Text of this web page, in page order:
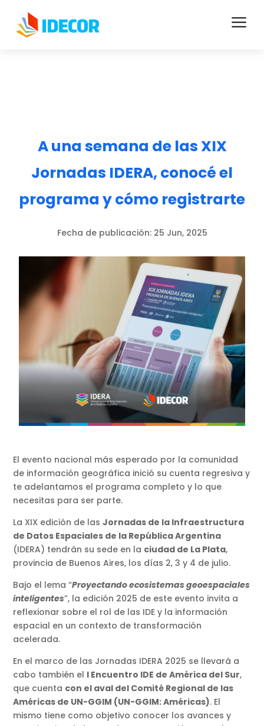
a
A una semana de las XIX
Jornadas IDERA, conocé el
programa y cómo registrarte
Fecha de publicación: 25 Jun, 2025
El evento nacional más esperado por la comunidad
de información geográfica inició su cuenta regresiva y
te adelantamos el programa completo y lo que
necesitas para ser parte.
La XIX edición de lasJornadas de la Infraestructura
de Datos Espaciales de la República Argentina
(IDERA) tendrán su sede en la ciudad de La Plata,
provincia de Buenos Aires, los días 2, 3 y 4 de julio.
Bajo el lema “Proyectando ecosistemas geoespaciales
inteligentes”, la edición 2025 de este evento invita a
reflexionar sobre el rol de las IDE y la información
espacial en un contexto de transformación
acelerada.
En el marco de las Jornadas IDERA 2025 se llevará a
cabo también el I Encuentro IDE de América del Sur,
que cuenta con el aval del Comité Regional de las
Américas de UN-GGIM (UN-GGIM: Américas). El
mismo tiene como objetivo conocer los avances y